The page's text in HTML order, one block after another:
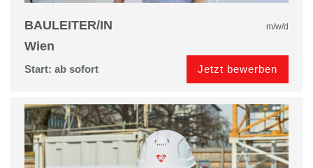
BAULEITER/IN m/w/d
Wien
Start: ab sofort Jetzt bewerben